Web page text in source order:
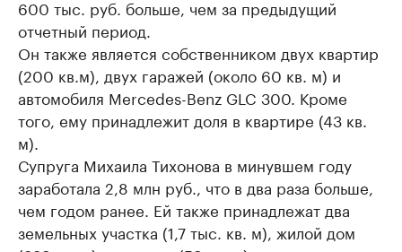
600 тыс. руб. больше, чем за предыдущий
отчетный период.
Он также является собственником двух квартир
(200 кв.м), двух гаражей (около 60 кв. м) и
автомобиля Mercedes-Benz GLC 300. Кроме
того, ему принадлежит доля в квартире (43 кв.
м).
Супруга Михаила Тихонова в минувшем году
заработала 2,8 млн руб., что в два раза больше,
чем годом ранее. Ей также принадлежат два
земельных участка (1,7 тыс. кв. м), жилой дом